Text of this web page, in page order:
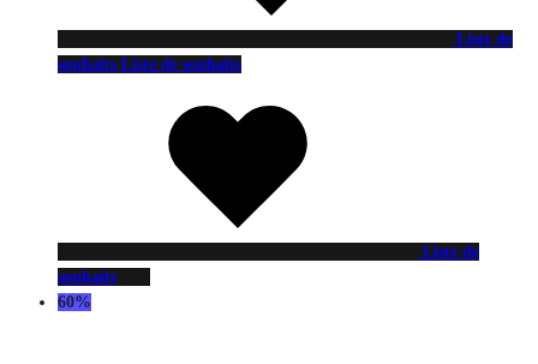
Liste de
souhaits Liste de souhaits
Liste de
souhaits
60%